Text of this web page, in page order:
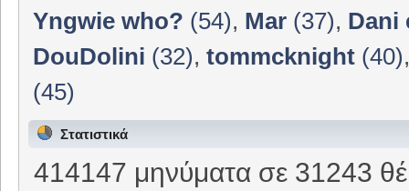
Yngwie who? (54), Mar (37), Dani
DouDolini (32),tommcknight (40)
(45)
Στατιστικά
414147 μηνύματα σε 31243